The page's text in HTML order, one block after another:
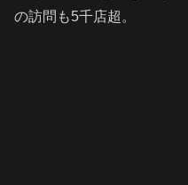
の訪問も5千店超。